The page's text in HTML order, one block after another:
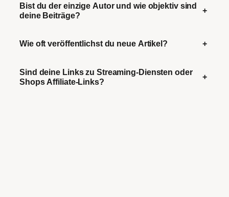
Bist du der einzige Autor und wie objektiv sind
deine Beiträge?
+
Wie oft veröffentlichst du neue Artikel? +
Sind deine Links zu Streaming-Diensten oder
Shops Affiliate-Links?
+